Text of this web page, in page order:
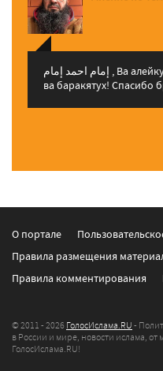
إمام احمد إمام , Ва алейкум ассалам ва рахматуЛлахи
ва баракятух! Спасибо
О портале
Правила размещения
Правила комментирования
© 2011 - 2026 ГолосИслама.RU -
в России и мире, новости ислама, от
ГолосИслама.RU!